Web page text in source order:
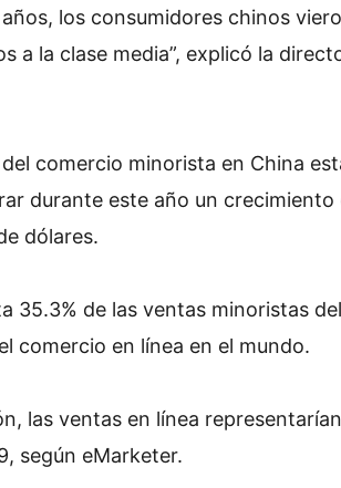
los consumidores chinos
a la clase media”, explicó la
comercio minorista en China
durante este año un
dólares.
35.3% de las ventas minoristas
comercio en línea en el mundo.
las ventas en línea
según eMarketer.